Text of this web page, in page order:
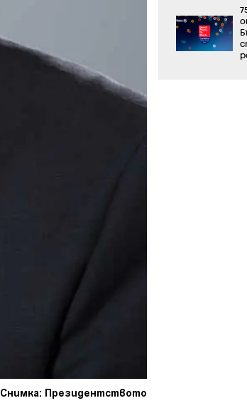
Снимка: Президентството